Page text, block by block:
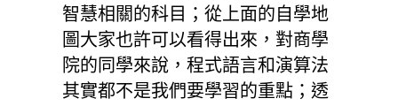
智慧相關的科目；從上面的自學地
圖大家也許可以看得出來，對商學
院的同學來說，程式語言和演算法
其實都不是我們要學習的重點；透